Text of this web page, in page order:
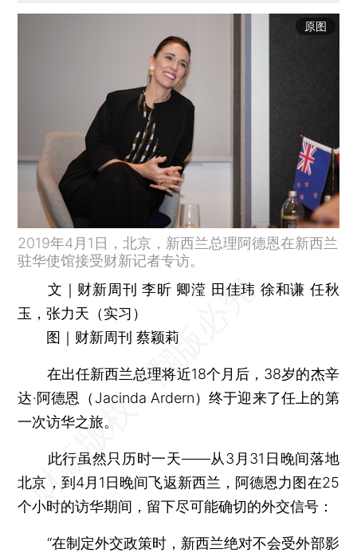
原图
2019年4月1日，北京，新西兰总理阿德恩在新西兰
驻华使馆接受财新记者专访。
文｜财新周刊 李昕 卿滢 田佳玮 徐和谦 任秋
玉，张力天（实习）
图｜财新周刊 蔡颖莉
在出任新西兰总理将近18个月后，38岁的杰辛
达·阿德恩（Jacinda Ardern）终于迎来了任上的第
一次访华之旅。
此行虽然只历时一天——从3月31日晚间落地
北京，到4月1日晚间飞返新西兰，阿德恩力图在25
个小时的访华期间，留下尽可能确切的外交信号：
“在制定外交政策时，新西兰绝对不会受外部影